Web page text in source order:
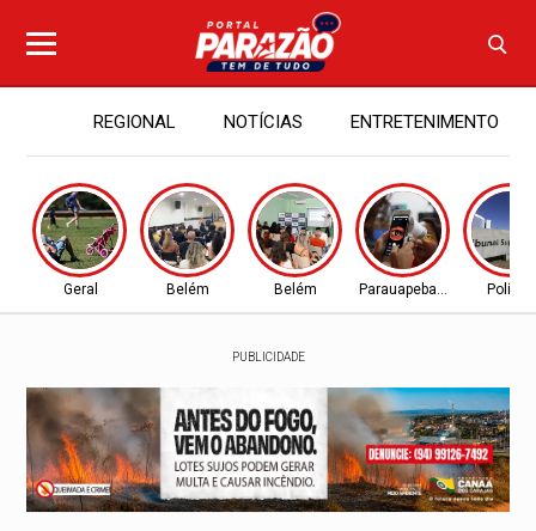
REGIONAL NOTÍCIAS ENTRETENIMENTO
Geral Belém Belém Parauapebas - PA Política
PUBLICIDADE